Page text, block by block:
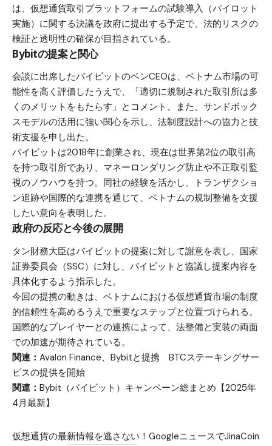
は、仮想通貨取引プラットフォームの試験導入（パイロット
実施）に関する決議を政府に提出する予定で、法的リスクの
検証と透明性の確保が目指されている。
Bybitの提案と関心
会談に出席したバイビットのベンCEOは、ベトナム市場の可
能性を高く評価したうえで、「適切に規制された取引所は多
くのメリットをもたらす」とコメント。また、サンドボック
スモデルの活用に強い関心を示し、法制度設計への協力と技
術支援を申し出た。
バイビットは2018年に創業され、現在は世界第2位の取引高
を持つ取引所であり、マネーロンダリング防止や不正取引監
視のノウハウを持つ。同社の経験を活かし、トランザクショ
ン追跡や国際的な連携を通じて、ベトナムの規制整備を支援
したい意向を表明した。
政府の反応と今後の展開
タン財務大臣はバイビットの提案に対して謝意を表し、国家
証券委員会（SSC）に対し、バイビットと協議し提案内容を
具体化するよう指示した。
今回の提携の動きは、ベトナムにおける仮想通貨市場の制度
的信頼性を高めるうえで重要なステップと位置づけられる。
国際的なプレイヤーとの連携によって、法整備と実装の両面
での加速が期待されている。
関連： Avalon Finance、Bybitと提携 BTCステーキングサー
ビスの提供を開始
関連： Bybit（バイビット）キャンペーン総まとめ【2025年
4月最新】
仮想通貨の最新情報を逃さない！GoogleニュースでJinaCoin